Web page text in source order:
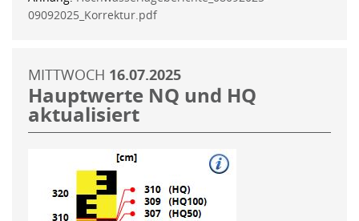
09092025_Korrektur.pdf
MITTWOCH 16.07.2025
Hauptwerte NQ und HQ
aktualisiert